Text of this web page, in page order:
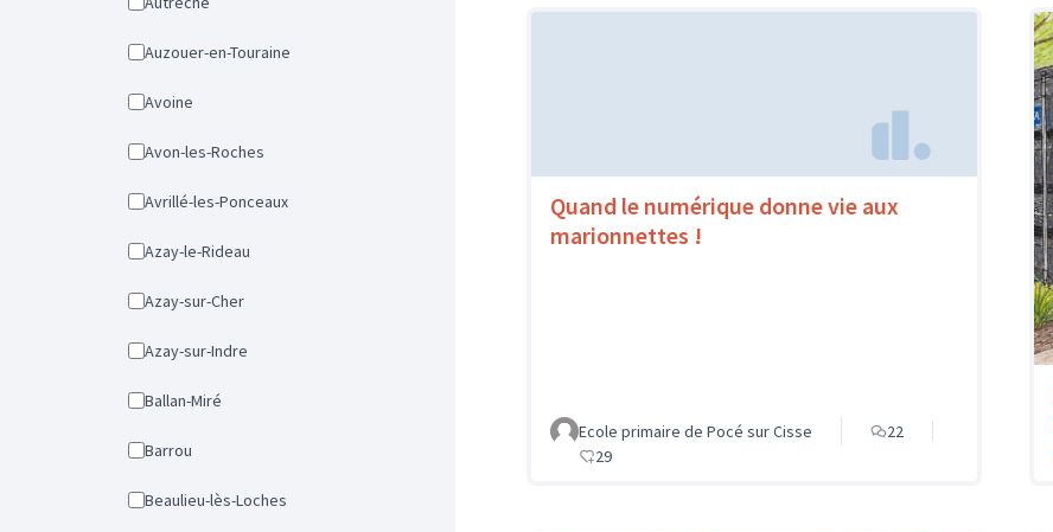
Auzouer-en-Touraine
Avoine
Avon-les-Roches
Avrillé-les-Ponceaux
Azay-le-Rideau
Azay-sur-Cher
Azay-sur-Indre
Ballan-Miré
Barrou
Beaulieu-lès-Loches
Quand le numérique donne vie aux
marionnettes !
Ecole primaire de Pocé sur Cisse
22
29